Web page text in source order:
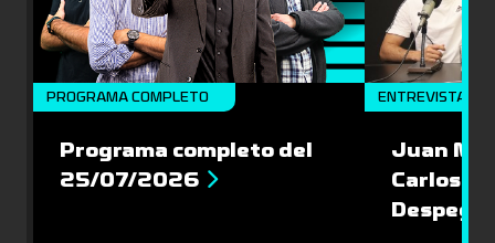
PROGRAMA COMPLETO
Programa completo del
25/07/2026
ENTREVISTAS
Juan
Carlos